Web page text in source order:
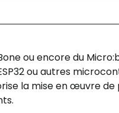
ou encore du
ou autres
la mise en œuvre